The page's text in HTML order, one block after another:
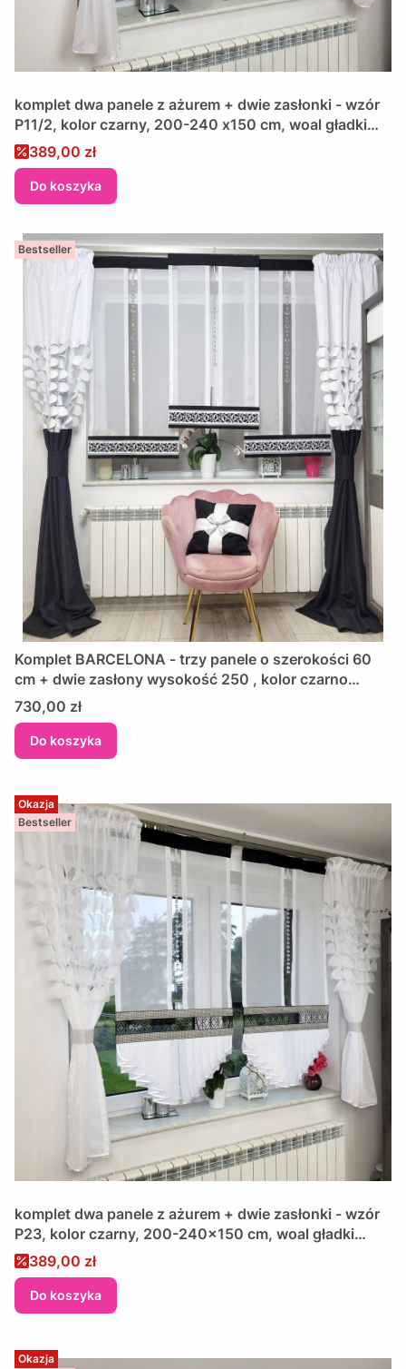
komplet dwa panele z ażurem + dwie zasłonki - wzór
P11/2, kolor czarny, 200-240 x150 cm, woal gładki
Cena promocyjna
389,00 zł
Do koszyka
Bestseller
Komplet BARCELONA - trzy panele o szerokości 60
cm + dwie zasłony wysokość 250 , kolor czarno
srebrno biały, szyjemy na wymiar
Cena
730,00 zł
Do koszyka
Okazja
Bestseller
komplet dwa panele z ażurem + dwie zasłonki - wzór
P23, kolor czarny, 200-240x150 cm, woal gładki
biały, szyta na wymiar, wykończona lamówką
Cena promocyjna
389,00 zł
Do koszyka
Okazja